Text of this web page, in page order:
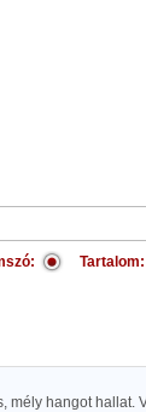
Tartalom:
mély hangot hallat.